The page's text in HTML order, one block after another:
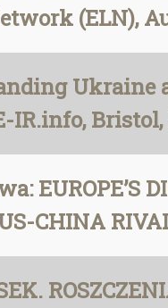
(ELN),
Ukraine
Bristol,
EUROPE’S
CHINA